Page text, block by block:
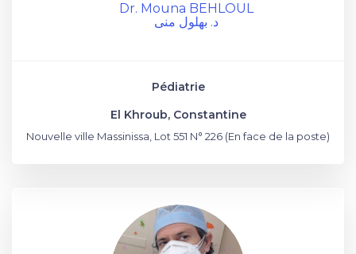
Dr. Mouna BEHLOUL
د. بهلول منى
Pédiatrie
El Khroub, Constantine
Nouvelle ville Massinissa, Lot 551 N° 226 (En face de la poste)